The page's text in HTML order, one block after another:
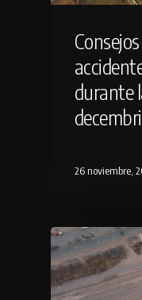
durante
26 noviembre,